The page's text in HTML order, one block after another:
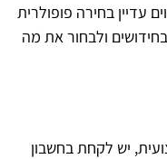
עדיין בחירה פופולרית
ולבחור את מה
יש לקחת בחשבון